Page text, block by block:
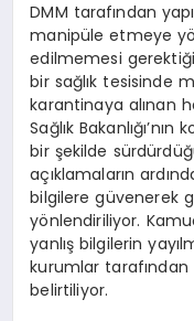
DMM tarafından
manipüle etmeye
edilmemesi
bir sağlık tesisinde
karantinaya alınan
Sağlık
bir şekilde
açıklamaların
bilgilere güvenerek
yönlendiriliyor.
yanlış bilgilerin
kurumlar tarafından
belirtiliyor.